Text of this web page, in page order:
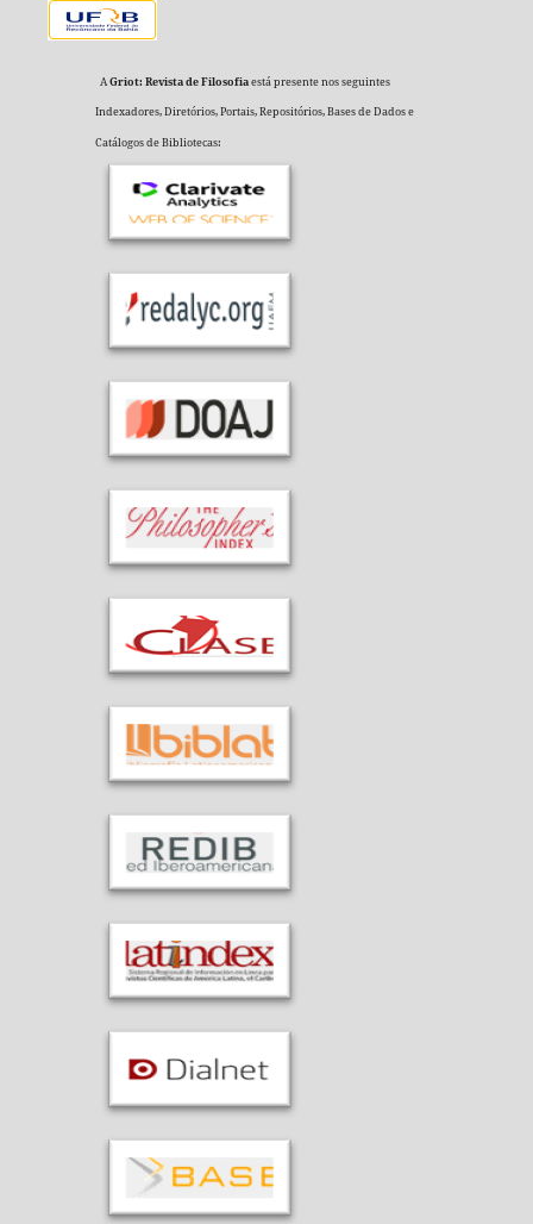
AGriot: Revista de Filosofiaestá presente nos seguintes
Indexadores, Diretórios, Portais, Repositórios, Bases de Dados e
Catálogos de Bibliotecas: